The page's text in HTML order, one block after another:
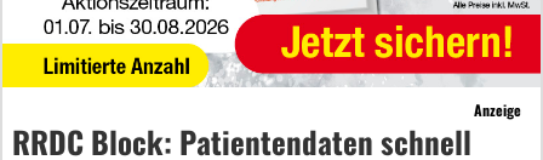
Anzeige
RRDC Block: Patientendaten schnell